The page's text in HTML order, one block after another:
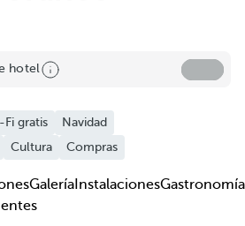
hotel
Fi gratis
Navidad
Cultura Compras
Galería InstalacionesGastronomía